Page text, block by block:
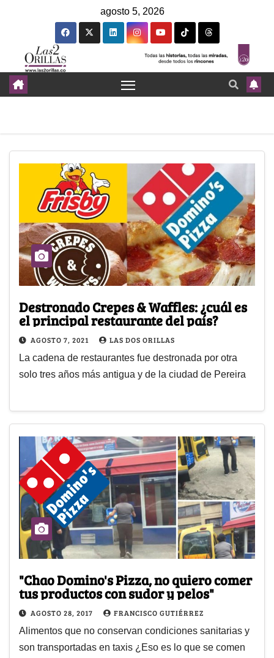
agosto 5, 2026
Destronado Crepes & Waffles: ¿cuál es
el principal restaurante del país?
AGOSTO 7, 2021 LAS DOS ORILLAS
La cadena de restaurantes fue destronada por otra
solo tres años más antigua y de la ciudad de Pereira
"Chao Domino's Pizza, no quiero comer
tus productos con sudor y pelos"
AGOSTO 28, 2017 FRANCISCO GUTIÉRREZ
Alimentos que no conservan condiciones sanitarias y
son transportadas en taxis ¿Eso es lo que se comen